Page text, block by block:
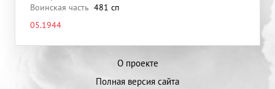
Воинская часть 481 сп
05.1944
О проекте
Полная версия сайта